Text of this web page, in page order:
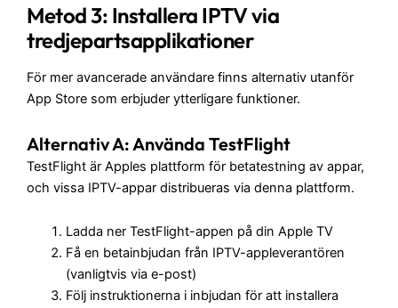
Metod 3: Installera IPTV via
tredjepartsapplikationer
För mer avancerade användare finns alternativ utanför
App Store som erbjuder ytterligare funktioner.
Alternativ A: Använda TestFlight
TestFlight är Apples plattform för betatestning av appar,
och vissa IPTV-appar distribueras via denna plattform.
Ladda ner TestFlight-appen på din Apple TV
Få en betainbjudan från IPTV-appleverantören
(vanligtvis via e-post)
Följ instruktionerna i inbjudan för att installera